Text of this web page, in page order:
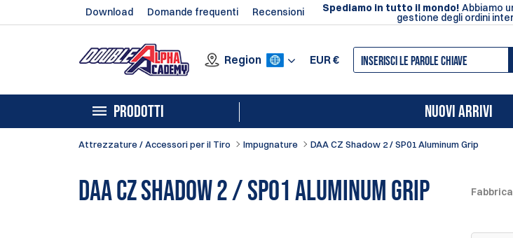
Download Domande frequenti Recensioni Spediamo in tutto il mondo! Abbiamo
gestione degli ordini
Region EUR€
PRODOTTI NUOVI ARRIVI
Attrezzature / Accessori per il Tiro Impugnature DAA CZ Shadow 2 / SP01 Aluminum Grip
DAA CZ Shadow 2 / SP01 Aluminum Grip